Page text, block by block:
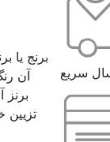
برنج یا
آن
تزیین
سریع